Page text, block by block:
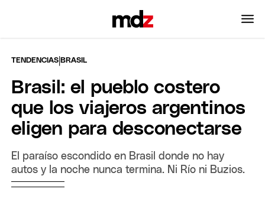
TENDENCIAS |BRASIL
Brasil: el pueblo costero
que los viajeros argentinos
eligen para desconectarse
El paraíso escondido en Brasil donde no hay
autos y la noche nunca termina. Ni Río ni Buzios.